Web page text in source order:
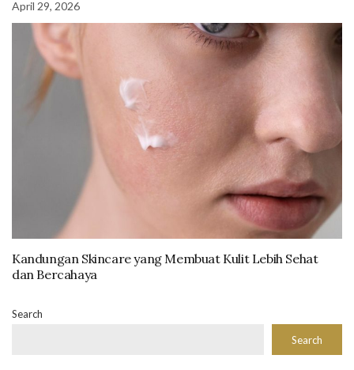
April 29, 2026
Kandungan Skincare yang Membuat Kulit Lebih Sehat
dan Bercahaya
Search
Search